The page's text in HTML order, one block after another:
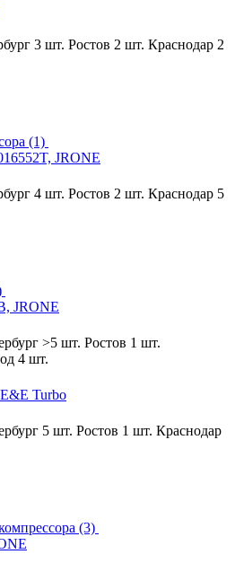
3 шт. Ростов 2 шт. Краснодар 2
(1)
JRONE
4 шт. Ростов 2 шт. Краснодар 5
JRONE
>5 шт. Ростов 1 шт.
4 шт.
Turbo
5 шт. Ростов 1 шт. Краснодар
(3)